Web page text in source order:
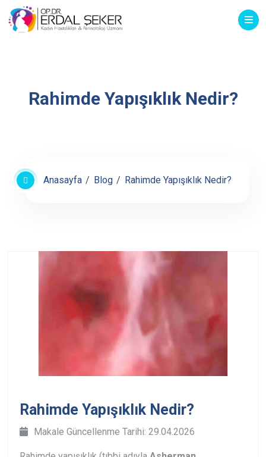
Rahimde Yapışıklık Nedir?
Anasayfa Blog Rahimde Yapışıklık Nedir?
Rahimde Yapışıklık Nedir?
Makale Güncellenme Tarihi: 29.04.2026